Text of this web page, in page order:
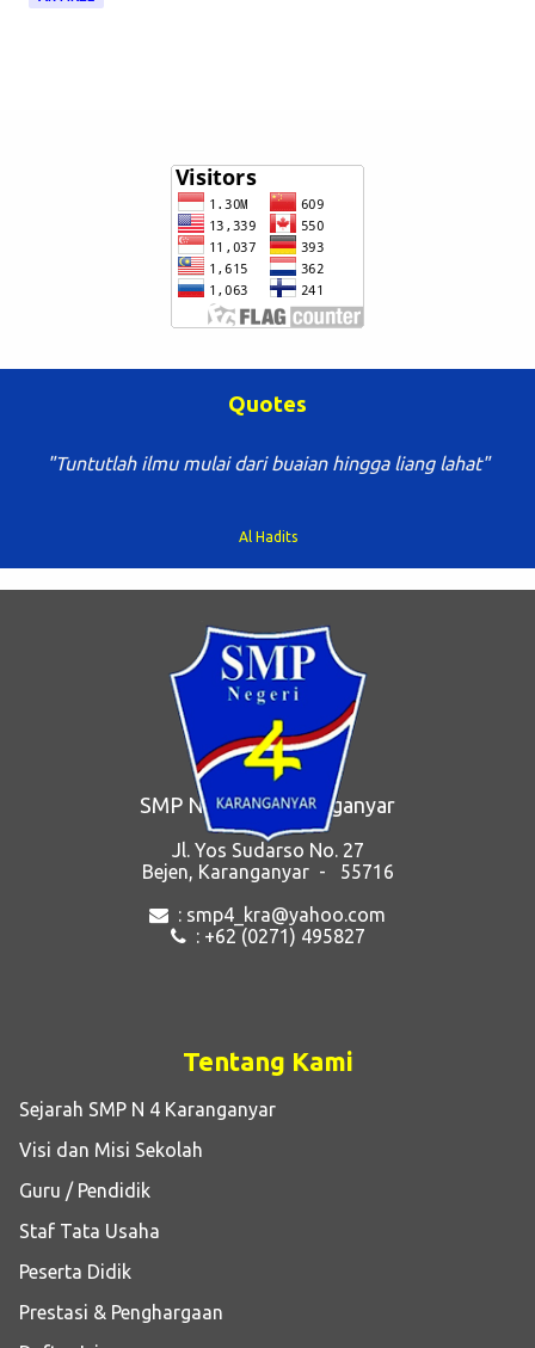
Quotes
"Tuntutlah ilmu mulai dari buaian hingga liang lahat"
Al Hadits
SMP Negeri 4 Karanganyar
Jl. Yos Sudarso No. 27
Bejen, Karanganyar - 55716
: smp4_kra@yahoo.com
: +62 (0271) 495827
Tentang Kami
Sejarah SMP N 4 Karanganyar
Visi dan Misi Sekolah
Guru / Pendidik
Staf Tata Usaha
Peserta Didik
Prestasi & Penghargaan